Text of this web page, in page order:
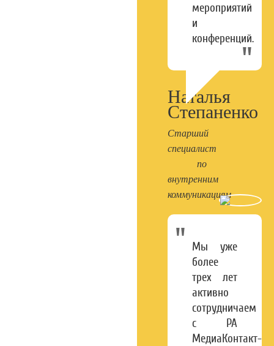
мероприятий
и
конференций.
Наталья
Степаненко
Старший
специалист
по
внутренним
коммуникациям
Мы уже
более
трех лет
активно
сотрудничаем
с РА
МедиаКонтакт-